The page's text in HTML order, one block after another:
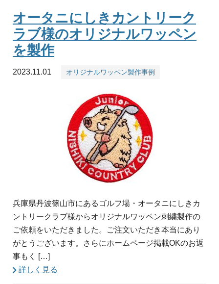
オータニにしきカントリーク
ラブ様のオリジナルワッペン
を製作
2023.11.01 オリジナルワッペン製作事例
兵庫県丹波篠山市にあるゴルフ場・オータニにしきカ
ントリークラブ様からオリジナルワッペン刺繍製作の
ご依頼をいただきました。ご注文いただき本当にあり
がとうございます。さらにホームページ掲載OKのお返
事もく […]
詳しく見る